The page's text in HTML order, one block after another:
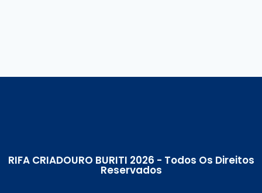
RIFA CRIADOURO BURITI 2026 - Todos Os Direitos
Reservados